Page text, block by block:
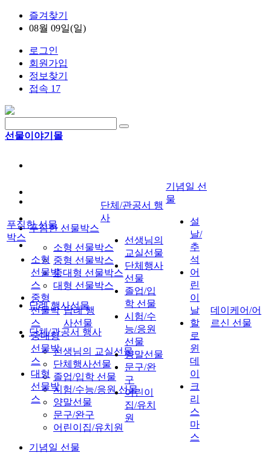
즐겨찾기
08월 09일(일)
로그인
회원가입
정보찾기
접속 17
선물이야기몰
푸짐한 선물박스
소형 선물박스
중형 선물박스
중대형 선물박스
대형 선물박스
답례 행사선물
단체/관공서 행사
선생님의 교실선물
단체행사선물
졸업/입학 선물
시험/수능/응원 선물
양말선물
문구/완구
어린이집/유치원
기념일 선물
푸짐한 선물
박스
소형
선물박
스
중형
선물박
스
중대형
선물박
스
대형
선물박
스
답례 행
사선물
단체/관공서 행
사
선생님의
교실선물
단체행사
선물
졸업/입
학 선물
시험/수
능/응원
선물
양말선물
문구/완
구
어린이
집/유치
원
기념일 선
물
설
날/
추
석
어
린
이
날
할
로
윈
데
이
크
리
스
마
스
데이케어/어
르신 선물